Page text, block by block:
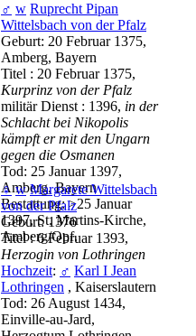
♂ w Ruprecht Pipan
Wittelsbach von der Pfalz
Geburt: 20 Februar 1375,
Amberg, Bayern
Titel : 20 Februar 1375,
Kurprinz von der Pfalz
militär Dienst : 1396, in der
Schlacht bei Nikopolis
kämpft er mit den Ungarn
gegen die Osmanen
Tod: 25 Januar 1397,
Amberg, Bayern
Bestattung: >25 Januar
1397, St. Martins-Kirche,
Amberg/Opf.
♀ w Margarete Wittelsbach
von der Pfalz
Geburt: 1376
Titel : 6 Februar 1393,
Herzogin von Lothringen
Hochzeit: ♂ Karl I Jean
Lothringen , Kaiserslautern
Tod: 26 August 1434,
Einville-au-Jard,